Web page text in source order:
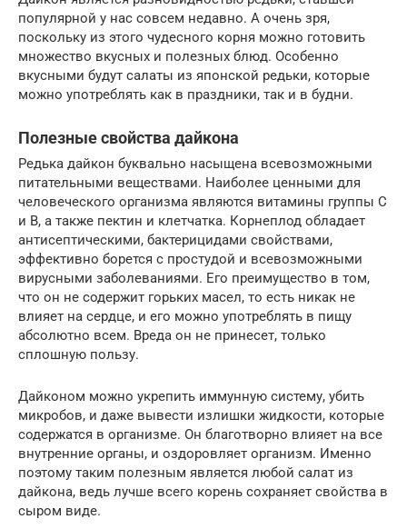
популярной у нас совсем недавно. А очень зря,
поскольку из этого чудесного корня можно готовить
множество вкусных и полезных блюд. Особенно
вкусными будут салаты из японской редьки, которые
можно употреблять как в праздники, так и в будни.
Полезные свойства дайкона
Редька дайкон буквально насыщена всевозможными
питательными веществами. Наиболее ценными для
человеческого организма являются витамины группы С
и В, а также пектин и клетчатка. Корнеплод обладает
антисептическими, бактерицидами свойствами,
эффективно борется с простудой и всевозможными
вирусными заболеваниями. Его преимущество в том,
что он не содержит горьких масел, то есть никак не
влияет на сердце, и его можно употреблять в пищу
абсолютно всем. Вреда он не принесет, только
сплошную пользу.
Дайконом можно укрепить иммунную систему, убить
микробов, и даже вывести излишки жидкости, которые
содержатся в организме. Он благотворно влияет на все
внутренние органы, и оздоровляет организм. Именно
поэтому таким полезным является любой салат из
дайкона, ведь лучше всего корень сохраняет свойства в
сыром виде.